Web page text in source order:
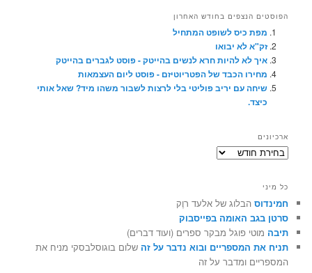
הפוסטים הנצפים בחודש האחרון
מפת כיס לשופט המתחיל
זק"א לא יבואו
איך לא להיות חרא לנשים בהייטק - פוסט לגברים בהייטק
מחירו הכבד של הפטריוטיזם - פוסט ליום העצמאות
שיחה עם יריב פוליטי בלי לרצות לשבור משהו מיד? שאל אותי
כיצד.
ארכיונים
ארכיונים
כל מיני
חמינדוס הבלוג של אלעד רוֶק
סרטן בגב האומה בפייסבוק
תיבה מוטי פוגל מבקר ספרים (ועוד דברים)
תניח את המספריים ובוא נדבר על זה שלום בוגוסלבסקי מניח את
המספריים ומדבר על זה